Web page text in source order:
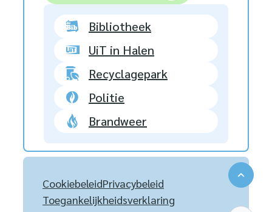
Bibliotheek
UiT in Halen
Recyclagepark
Politie
Brandweer
CookiebeleidPrivacybeleid
Toegankelijkheidsverklaring
Naar